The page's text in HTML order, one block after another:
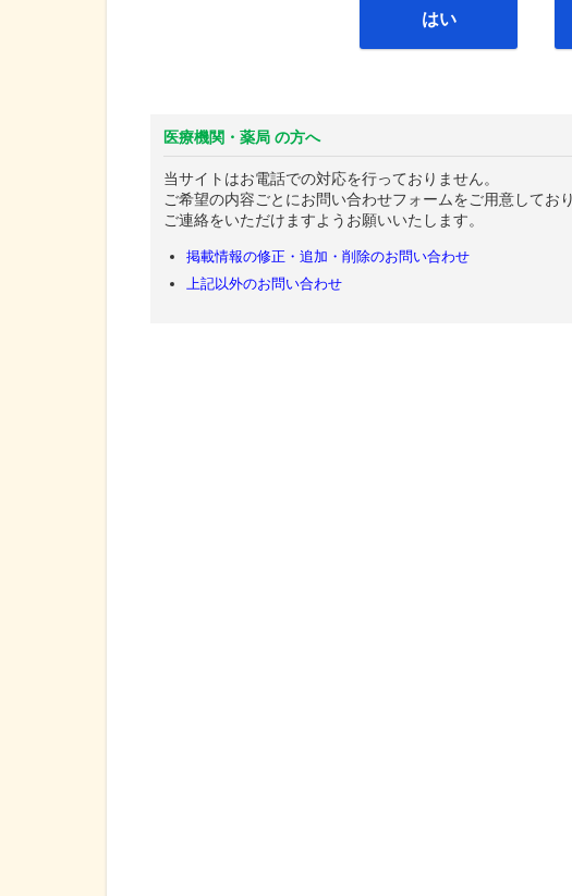
はい
医療機関・薬局 の方へ
当サイトはお電話での対応を行っておりません。
ご希望の内容ごとにお問い合わせフォームをご用意してお
ご連絡をいただけますようお願いいたします。
掲載情報の修正・追加・削除のお問い合わせ
上記以外のお問い合わせ